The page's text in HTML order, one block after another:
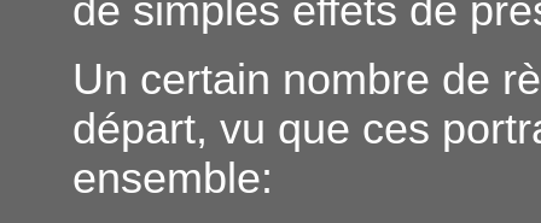
de simples effets de
Un certain nombre de
départ, vu que ces
ensemble: